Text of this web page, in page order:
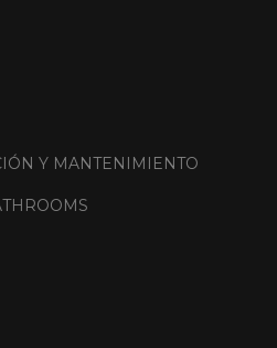
Y MANTENIMIENTO